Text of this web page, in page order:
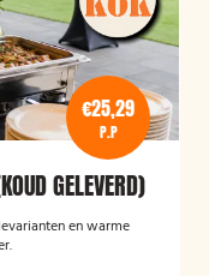
€25,29
P.P
GELEVERD)
en warme